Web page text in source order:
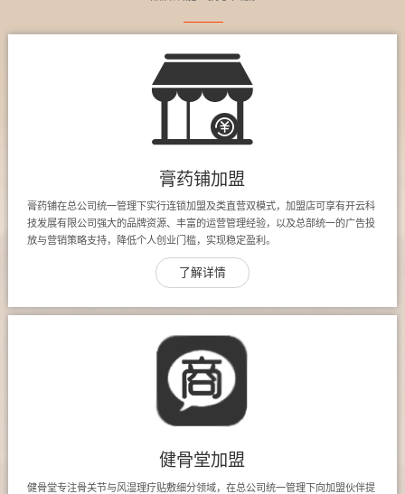
膏药铺加盟
膏药铺在总公司统一管理下实行连锁加盟及类直营双模式，加盟店可享有开云科
技发展有限公司强大的品牌资源、丰富的运营管理经验，以及总部统一的广告投
放与营销策略支持，降低个人创业门槛，实现稳定盈利。
了解详情
健骨堂加盟
健骨堂专注骨关节与风湿理疗贴敷细分领域，在总公司统一管理下向加盟伙伴提